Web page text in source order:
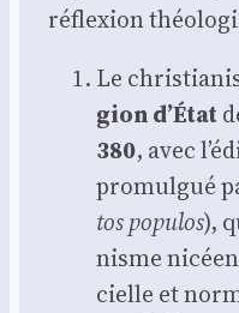
réflexion
Le
gion d’État
380, avec
pro­mul­gué
tos popu­los),
nisme
cielle et